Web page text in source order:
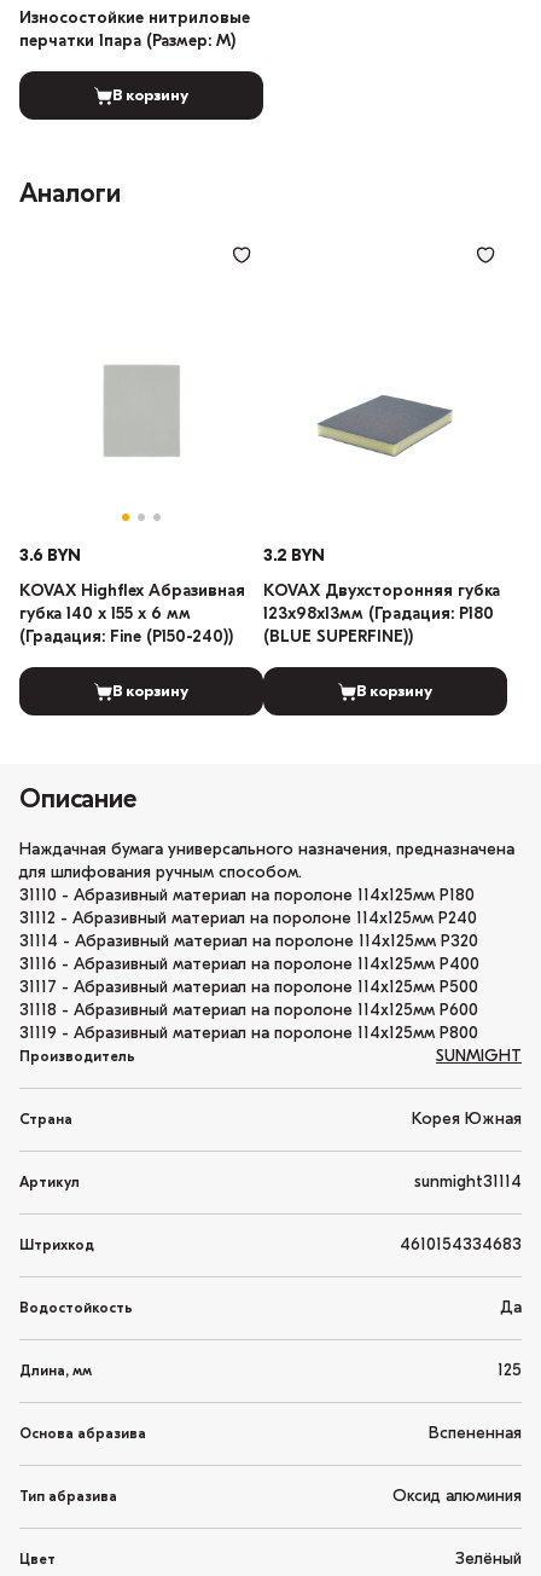
Износостойкие нитриловые
перчатки 1пара (Размер: M)
В корзину
Аналоги
3.6 BYN
KOVAX Highflex Абразивная
губка 140 х 155 х 6 мм
(Градация: Fine (P150-240))
В корзину
3.2 BYN
KOVAX Двухсторонняя губка
123х98х13мм (Градация: P180
(BLUE SUPERFINE))
В корзину
Описание
Наждачная бумага универсального назначения, предназначена
для шлифования ручным способом.
31110 - Абразивный материал на поролоне 114х125мм Р180
31112 - Абразивный материал на поролоне 114х125мм Р240
31114 - Абразивный материал на поролоне 114х125мм Р320
31116 - Абразивный материал на поролоне 114х125мм Р400
31117 - Абразивный материал на поролоне 114х125мм Р500
31118 - Абразивный материал на поролоне 114х125мм Р600
31119 - Абразивный материал на поролоне 114х125мм Р800
Производитель SUNMIGHT
Страна Корея Южная
Артикул sunmight31114
Штрихкод 4610154334683
Водостойкость Да
Длина, мм 125
Основа абразива Вспененная
Тип абразива Оксид алюминия
Цвет Зелёный